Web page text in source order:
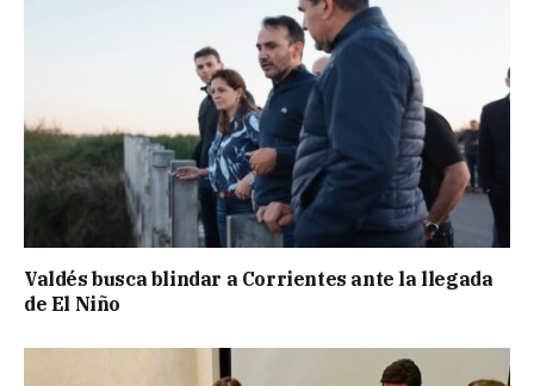
Valdés busca blindar a Corrientes ante la llegada
de El Niño